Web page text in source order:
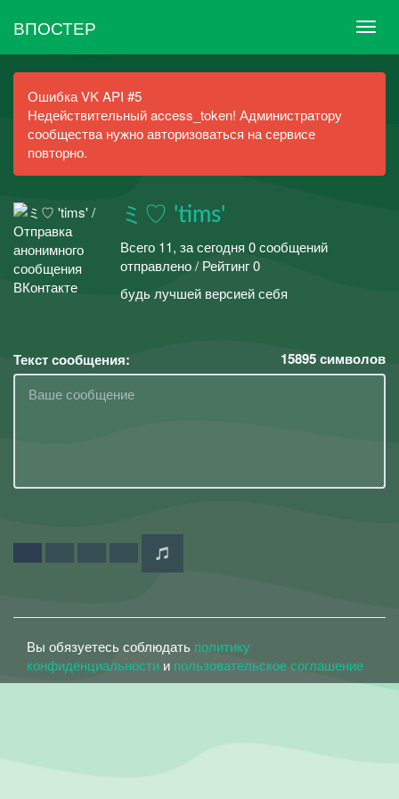
ВПОСТЕР
Ошибка VK API #5
Недействительный access_token! Администратору
сообщества нужно авторизоваться на сервисе
повторно.
ミ♡ 'tims'
Всего 11, за сегодня 0 сообщений
отправлено / Рейтинг 0
будь лучшей версией себя
Текст сообщения: 15895символов
Вы обязуетесь соблюдать политику
конфиденциальности и пользовательское соглашение